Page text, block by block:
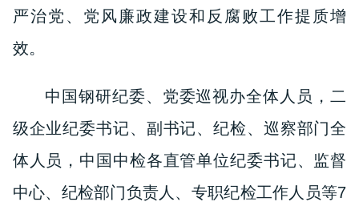
严治党、党风廉政建设和反腐败工作提质增
效。
中国钢研纪委、党委巡视办全体人员，二
级企业纪委书记、副书记、纪检、巡察部门全
体人员，中国中检各直管单位纪委书记、监督
中心、纪检部门负责人、专职纪检工作人员等7